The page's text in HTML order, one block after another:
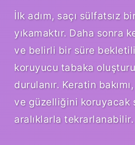
İlk adım, saçı sülfatsız
yıkamaktır. Daha sonra
ve belirli bir süre
koruyucu tabaka
durulanır. Keratin bakımı,
ve güzelliğini koruyacak
aralıklarla tekrarlanabilir.